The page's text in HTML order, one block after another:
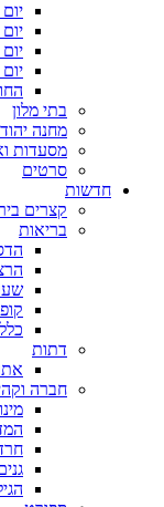
בתי מלון
מחנה
מסעדות
סרטים
חדשות
קצרים
בריאות
דתות
חברה